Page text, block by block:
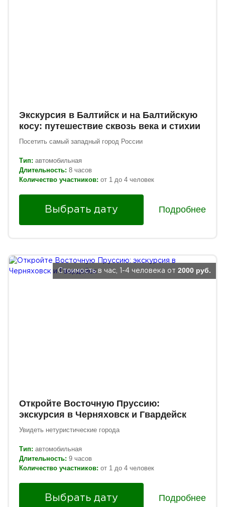
Экскурсия в Балтийск и на Балтийскую
косу: путешествие сквозь века и стихии
Посетить самый западный город России
Тип: автомобильная
Длительность: 8 часов
Количество участников: от 1 до 4 человек
Выбрать дату Подробнее
Откройте Восточную Пруссию:
экскурсия в Черняховск и Гвардейск
Увидеть нетуристические города
Тип: автомобильная
Длительность: 9 часов
Количество участников: от 1 до 4 человек
Стоимость в час, 1-4 человека от 2000 руб.
Выбрать дату Подробнее